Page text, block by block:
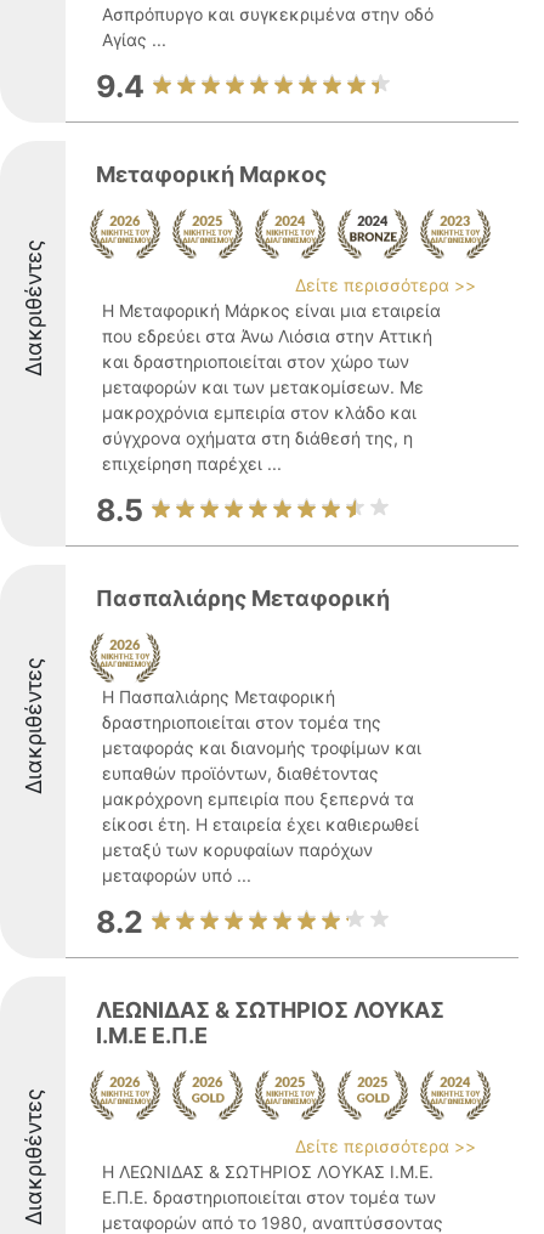
Ασπρόπυργο και συγκεκριμένα στην οδό
Αγίας ...
9.4
Διακριθέντες
Μεταφορική Μαρκος
Δείτε περισσότερα >>
Η Μεταφορική Μάρκος είναι μια εταιρεία
που εδρεύει στα Άνω Λιόσια στην Αττική
και δραστηριοποιείται στον χώρο των
μεταφορών και των μετακομίσεων. Με
μακροχρόνια εμπειρία στον κλάδο και
σύγχρονα οχήματα στη διάθεσή της, η
επιχείρηση παρέχει ...
8.5
Διακριθέντες
Πασπαλιάρης Μεταφορική
Η Πασπαλιάρης Μεταφορική
δραστηριοποιείται στον τομέα της
μεταφοράς και διανομής τροφίμων και
ευπαθών προϊόντων, διαθέτοντας
μακρόχρονη εμπειρία που ξεπερνά τα
είκοσι έτη. Η εταιρεία έχει καθιερωθεί
μεταξύ των κορυφαίων παρόχων
μεταφορών υπό ...
8.2
Διακριθέντες
ΛΕΩΝΙΔΑΣ & ΣΩΤΗΡΙΟΣ ΛΟΥΚΑΣ
Ι.Μ.Ε Ε.Π.Ε
Δείτε περισσότερα >>
Η ΛΕΩΝΙΔΑΣ & ΣΩΤΗΡΙΟΣ ΛΟΥΚΑΣ Ι.Μ.Ε.
Ε.Π.Ε. δραστηριοποιείται στον τομέα των
μεταφορών από το 1980, αναπτύσσοντας